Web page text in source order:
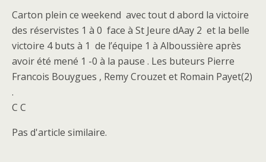
Carton plein ce weekend avec tout d abord la victoire
des réservistes 1 à 0 face à St Jeure dAay 2 et la belle
victoire 4 buts à 1 de l’équipe 1 à Alboussière après
avoir été mené 1 -0 à la pause . Les buteurs Pierre
Francois Bouygues , Remy Crouzet et Romain Payet(2)
.
C C
Pas d'article similaire.